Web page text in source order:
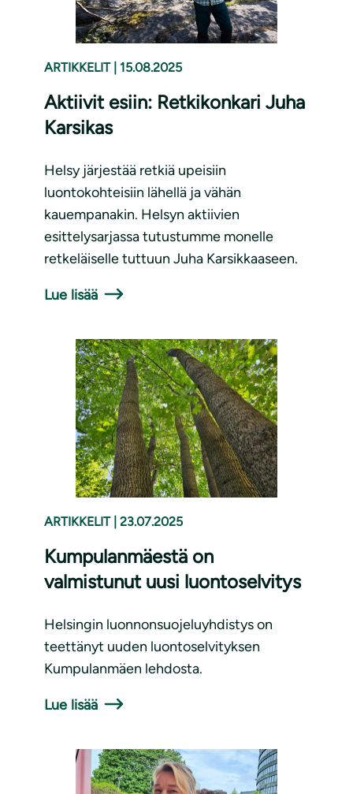
ARTIKKELIT 15.08.2025
Aktiivit esiin: Retkikonkari Juha
Karsikas
Helsy järjestää retkiä upeisiin
luontokohteisiin lähellä ja vähän
kauempanakin. Helsyn aktiivien
esittelysarjassa tutustumme monelle
retkeläiselle tuttuun Juha Karsikkaaseen.
Lue lisää
ARTIKKELIT 23.07.2025
Kumpulanmäestä on
valmistunut uusi luontoselvitys
Helsingin luonnonsuojeluyhdistys on
teettänyt uuden luontoselvityksen
Kumpulanmäen lehdosta.
Lue lisää